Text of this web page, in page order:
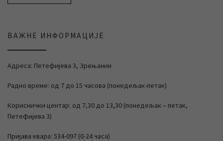
ВАЖНЕ ИНФОРМАЦИЈЕ
Адреса: Петефијева 3, Зрењанин
Радно време: од 7 до 15 часова (понедељак-петак)
Кориснички центар: од 7,30 до 13,30 (понедељак – петак,
Петефијева 3)
Пријава квара: 534-097 (0-24 часа)